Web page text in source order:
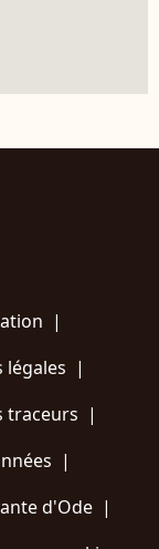
|
légales |
traceurs |
|
d'Ode |